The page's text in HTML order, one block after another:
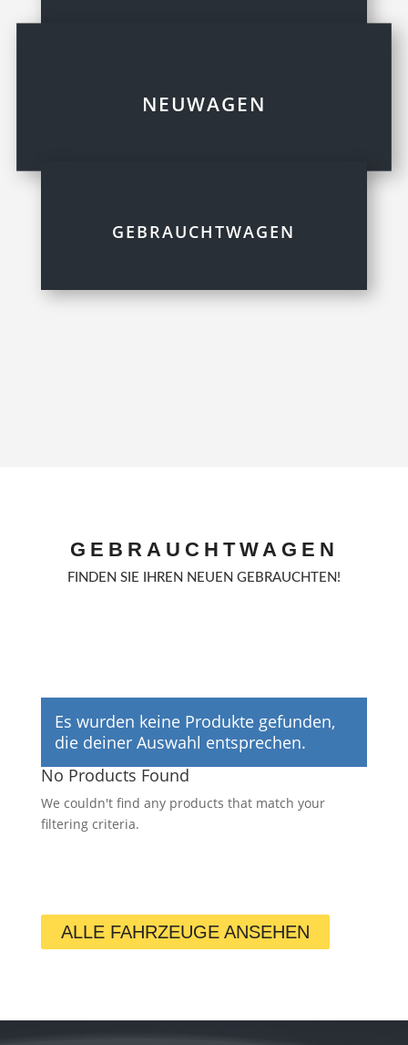
NEUWAGEN
GEBRAUCHTWAGEN
GEBRAUCHTWAGEN
FINDEN SIE IHREN NEUEN GEBRAUCHTEN!
Es wurden keine Produkte gefunden,
die deiner Auswahl entsprechen.
No Products Found
We couldn't find any products that match your
filtering criteria.
ALLE FAHRZEUGE ANSEHEN